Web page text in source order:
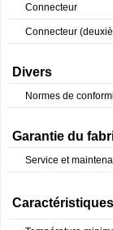
Connecteur
Connecteur
Divers
Normes de
Garantie du
Service et